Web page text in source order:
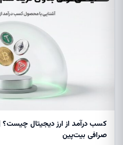
کسب درآمد از ارز دیجیتال
صرافی بیت‌پین